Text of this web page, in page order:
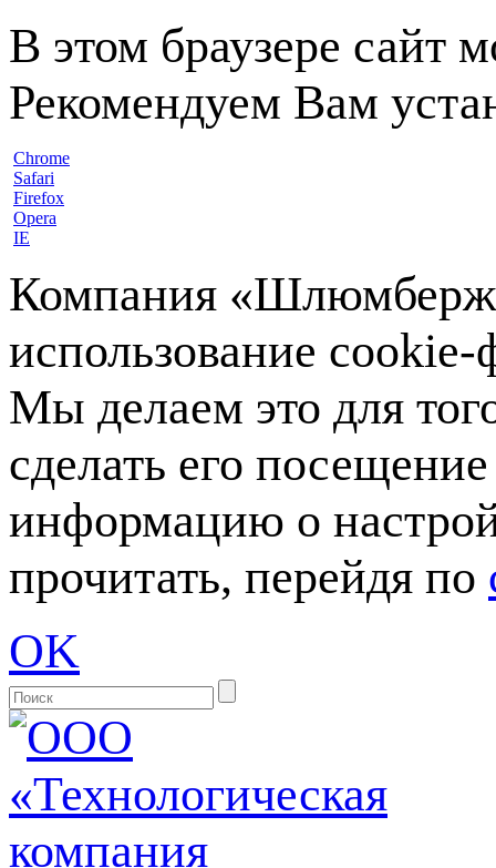
В этом браузере сайт
Рекомендуем Вам
Chrome
Safari
Firefox
Opera
IE
Компания
использование
Мы делаем это для
сделать его
информацию о
прочитать, перейдя по
OK